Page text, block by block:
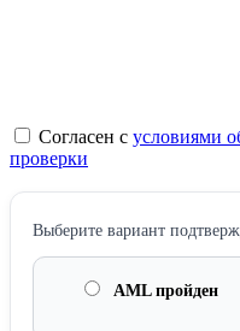
Согласен с условиями
проверки
Выберите вариант
AML пройден